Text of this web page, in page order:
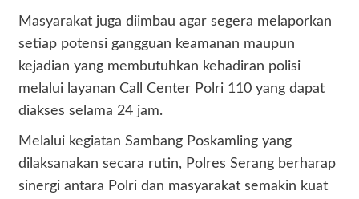
Masyarakat juga diimbau agar segera melaporkan
setiap potensi gangguan keamanan maupun
kejadian yang membutuhkan kehadiran polisi
melalui layanan Call Center Polri 110 yang dapat
diakses selama 24 jam.
Melalui kegiatan Sambang Poskamling yang
dilaksanakan secara rutin, Polres Serang berharap
sinergi antara Polri dan masyarakat semakin kuat